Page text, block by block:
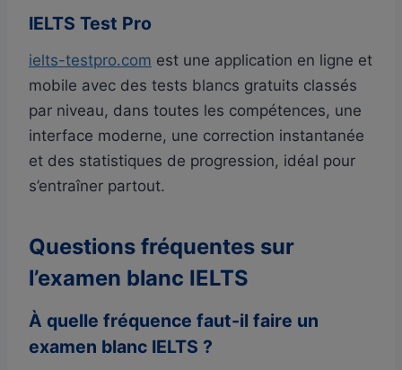
IELTS Test Pro
ielts-testpro.com est une application en ligne et
mobile avec des tests blancs gratuits classés
par niveau, dans toutes les compétences, une
interface moderne, une correction instantanée
et des statistiques de progression, idéal pour
s’entraîner partout.
Questions fréquentes sur
l’examen blanc IELTS
À quelle fréquence faut-il faire un
examen blanc IELTS ?